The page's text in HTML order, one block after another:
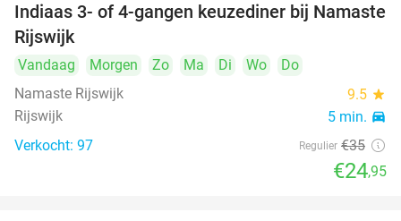
29%
Indiaas 3- of 4-gangen keuzediner bij Namaste
Rijswijk
Vandaag Morgen Zo Ma Di Wo
Do
Namaste Rijswijk
9.5 star
Rijswijk 5 min. directions_car
Verkocht: 97 Regulier €35
€24,95